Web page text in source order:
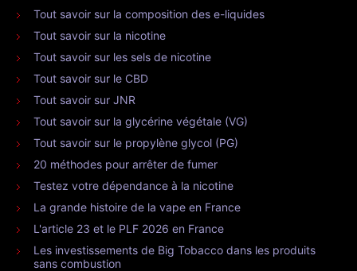
Tout savoir sur la composition des e-liquides
Tout savoir sur la nicotine
Tout savoir sur les sels de nicotine
Tout savoir sur le CBD
Tout savoir sur JNR
Tout savoir sur la glycérine végétale (VG)
Tout savoir sur le propylène glycol (PG)
20 méthodes pour arrêter de fumer
Testez votre dépendance à la nicotine
La grande histoire de la vape en France
L'article 23 et le PLF 2026 en France
Les investissements de Big Tobacco dans les produits
sans combustion